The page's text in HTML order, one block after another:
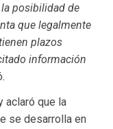
posibilidad de
que legalmente
plazos
información
.
aclaró que la
se desarrolla en